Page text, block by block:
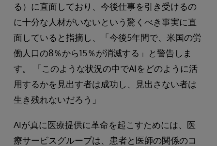
る）に直面しており、今後仕事を引き受けるの
に十分な人材がいないという驚くべき事実に直
面していると指摘し、「今後5年間で、米国の労
働人口の8％から15％が消滅する」と警告しま
す。 「このような状況の中でAIをどのように活
用するかを見出す者は成功し、見出さない者は
生き残れないだろう」
AIが真に医療提供に革命を起こすためには、医
療サービスグループは、患者と医師の関係のコ